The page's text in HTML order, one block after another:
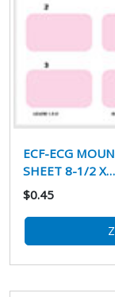
ECF-ECG
SHEET 8-1/2 X…
$0.45